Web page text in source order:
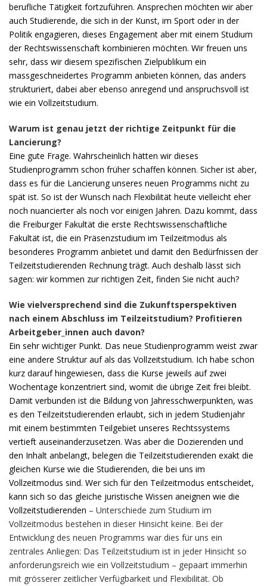
berufliche Tätigkeit fortzuführen. Ansprechen möchten wir aber
auch Studierende, die sich in der Kunst, im Sport oder in der
Politik engagieren, dieses Engagement aber mit einem Studium
der Rechtswissenschaft kombinieren möchten. Wir freuen uns
sehr, dass wir diesem spezifischen Zielpublikum ein
massgeschneidertes Programm anbieten können, das anders
strukturiert, dabei aber ebenso anregend und anspruchsvoll ist
wie ein Vollzeitstudium.
Warum ist genau jetzt der richtige Zeitpunkt für die
Lancierung?
Eine gute Frage. Wahrscheinlich hätten wir dieses
Studienprogramm schon früher schaffen können. Sicher ist aber,
dass es für die Lancierung unseres neuen Programms nicht zu
spät ist. So ist der Wunsch nach Flexibilität heute vielleicht eher
noch nuancierter als noch vor einigen Jahren. Dazu kommt, dass
die Freiburger Fakultät die erste Rechtswissenschaftliche
Fakultät ist, die ein Präsenzstudium im Teilzeitmodus als
besonderes Programm anbietet und damit den Bedürfnissen der
Teilzeitstudierenden Rechnung trägt. Auch deshalb lässt sich
sagen: wir kommen zur richtigen Zeit, finden Sie nicht auch?
Wie vielversprechend sind die Zukunftsperspektiven
nach einem Abschluss im Teilzeitstudium? Profitieren
Arbeitgeber_innen auch davon?
Ein sehr wichtiger Punkt. Das neue Studienprogramm weist zwar
eine andere Struktur auf als das Vollzeitstudium. Ich habe schon
kurz darauf hingewiesen, dass die Kurse jeweils auf zwei
Wochentage konzentriert sind, womit die übrige Zeit frei bleibt.
Damit verbunden ist die Bildung von Jahresschwerpunkten, was
es den Teilzeitstudierenden erlaubt, sich in jedem Studienjahr
mit einem bestimmten Teilgebiet unseres Rechtssystems
vertieft auseinanderzusetzen. Was aber die Dozierenden und
den Inhalt anbelangt, belegen die Teilzeitstudierenden exakt die
gleichen Kurse wie die Studierenden, die bei uns im
Vollzeitmodus sind. Wer sich für den Teilzeitmodus entscheidet,
kann sich so das gleiche juristische Wissen aneignen wie die
Vollzeitstudierenden – Unterschiede zum Studium im
Vollzeitmodus bestehen in dieser Hinsicht keine. Bei der
Entwicklung des neuen Programms war dies für uns ein
zentrales Anliegen: Das Teilzeitstudium ist in jeder Hinsicht so
anforderungsreich wie ein Vollzeitstudium – gepaart immerhin
mit grösserer zeitlicher Verfügbarkeit und Flexibilität. Ob